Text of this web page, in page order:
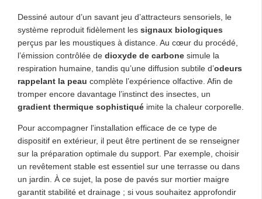
Dessiné autour d’un savant jeu d’attracteurs sensoriels, le
système reproduit fidèlement les signaux biologiques
perçus par les moustiques à distance. Au cœur du procédé,
l’émission contrôlée de dioxyde de carbone simule la
respiration humaine, tandis qu’une diffusion subtile d’odeurs
rappelant la peau complète l’expérience olfactive. Afin de
tromper encore davantage l’instinct des insectes, un
gradient thermique sophistiqué imite la chaleur corporelle.
Pour accompagner l'installation efficace de ce type de
dispositif en extérieur, il peut être pertinent de se renseigner
sur la préparation optimale du support. Par exemple, choisir
un revêtement stable est essentiel sur une terrasse ou dans
un jardin. À ce sujet, la pose de pavés sur mortier maigre
garantit stabilité et drainage ; si vous souhaitez approfondir